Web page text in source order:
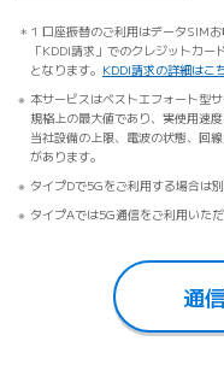
1 口座振替のご利用はデータSIM
「KDDI請求」でのクレジットカ
となります。 KDDI請求の詳細はこ
本サービスはベストエフォート型
規格上の最大値であり、実使用速
当社設備の上限、電波の状態、回
があります。
タイプDで5Gをご利用する場合は
タイプAでは5G通信をご利用いただ
通